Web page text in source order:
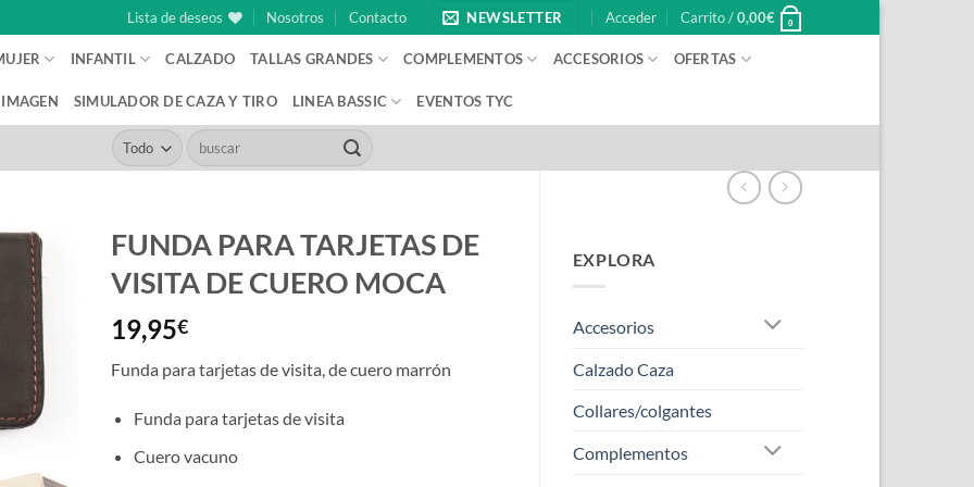
Lista de deseos Nosotros Contacto NEWSLETTER Acceder Carrito /0,00€ 0
INFANTIL CALZADO TALLAS GRANDES COMPLEMENTOS ACCESORIOS OFERTAS
IMAGEN SIMULADOR DE CAZA Y TIRO LINEA BASSIC EVENTOS TYC
Buscar
por:
EXPLORA
Accesorios
Calzado Caza
Collares/colgantes
Complementos
FUNDA PARA TARJETAS DE
VISITA DE CUERO MOCA
19,95€
Funda para tarjetas de visita, de cuero marrón
Funda para tarjetas de visita
Cuero vacuno